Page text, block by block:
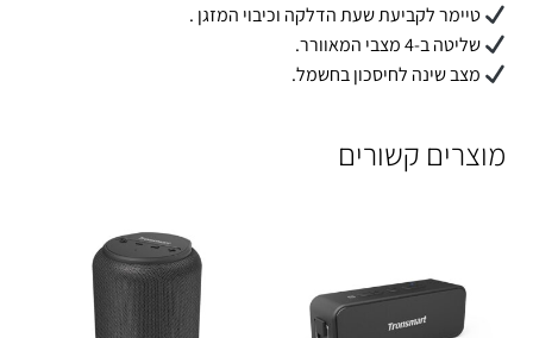
טיימר לקביעת שעת הדלקה וכיבוי המזגן .
שליטה ב-4 מצבי המאוורר.
מצב שינה לחיסכון בחשמל.
מוצרים קשורים